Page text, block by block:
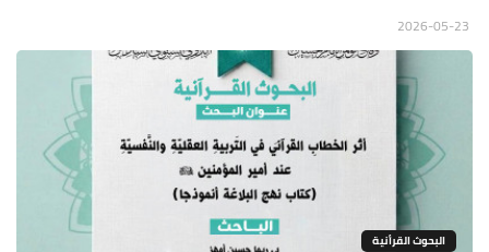
البحوث القرأنية